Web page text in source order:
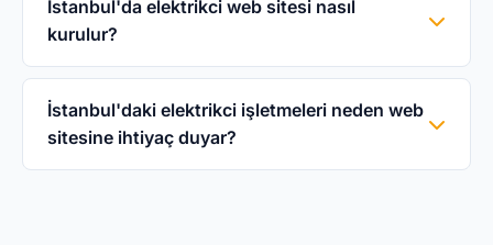
5.000₺ tek seferlik fiyatla yapılır. Domain,
hosting, SSL ve sektöre özel tasarım dahil. Aylık
abonelik yok, gizli ücret yok.
İstanbul'da elektrikci web sitesi nasıl
kurulur?
WebHazır'da elektrikci şablonunu seçin,
İstanbul işletme bilgilerinizi girin bilgilerinizi
paylaşın, 3 iş günü içinde web siteniz yayında
olur. Hiçbir teknik bilgi gerekmez — biz
İstanbul'daki elektrikci işletmeleri neden web
sitesine ihtiyaç duyar?